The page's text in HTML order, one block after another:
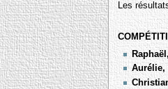
Les
Aurélie,